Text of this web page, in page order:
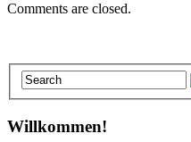
Comments are closed.
Willkommen!